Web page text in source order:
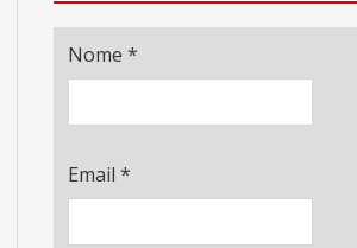
Nome *
Email *